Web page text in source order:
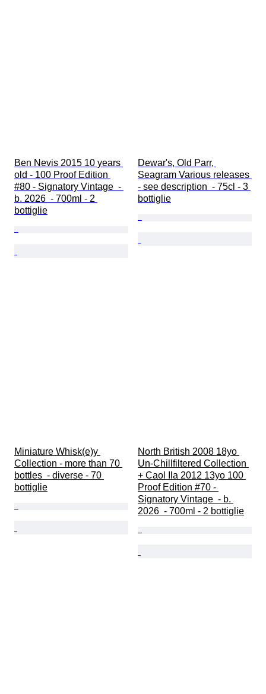
Ben Nevis 2015 10 years
old - 100 Proof Edition
#80 - Signatory Vintage  -
b. 2026  - 700ml - 2
bottiglie
Dewar's, Old Parr,
Seagram Various releases
- see description  - 75cl - 3
bottiglie
Miniature Whisk(e)y
Collection - more than 70
bottles  - diverse - 70
bottiglie
North British 2008 18yo
Un-Chillfiltered Collection
+ Caol Ila 2012 13yo 100
Proof Edition #70 -
Signatory Vintage  - b.
2026  - 700ml - 2 bottiglie